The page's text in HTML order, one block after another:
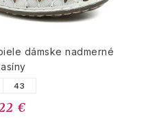
dámske nadmerné
43
€